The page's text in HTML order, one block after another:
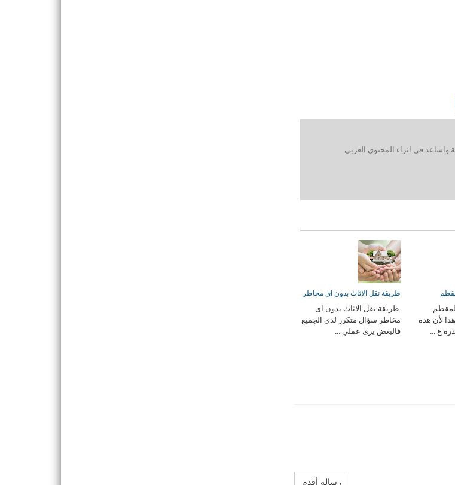
فى اثراء المحتوى العربى
لأن هذه
ع ...
طريقة نقل الاثاث بدون اى مخاطر
طريقة نقل الاثاث بدون اى
مخاطر سؤال متكرر لدى الجميع
فالبعض يرى عملي ...
رسالة أقدم